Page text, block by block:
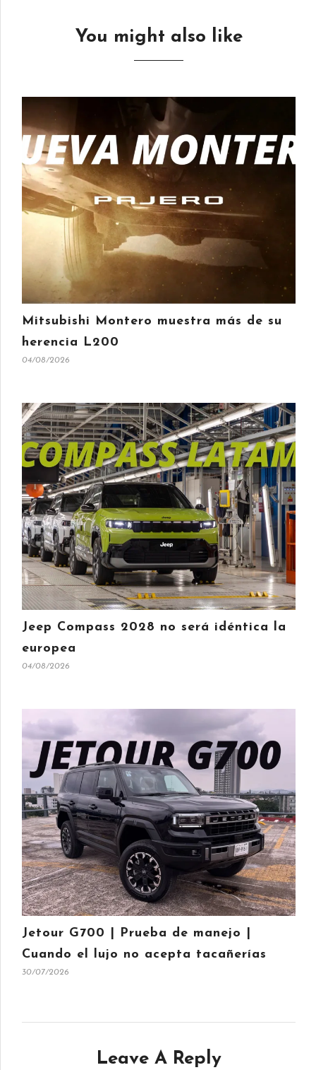
You might also like
Mitsubishi Montero muestra más de su
herencia L200
04/08/2026
Jeep Compass 2028 no será idéntica la
europea
04/08/2026
Jetour G700 | Prueba de manejo |
Cuando el lujo no acepta tacañerías
30/07/2026
Leave A Reply